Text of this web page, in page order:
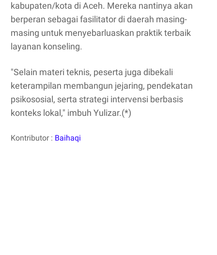
kabupaten/kota di Aceh. Mereka nantinya akan
berperan sebagai fasilitator di daerah masing-
masing untuk menyebarluaskan praktik terbaik
layanan konseling.
"Selain materi teknis, peserta juga dibekali
keterampilan membangun jejaring, pendekatan
psikososial, serta strategi intervensi berbasis
konteks lokal," imbuh Yulizar.(*)
Kontributor : Baihaqi